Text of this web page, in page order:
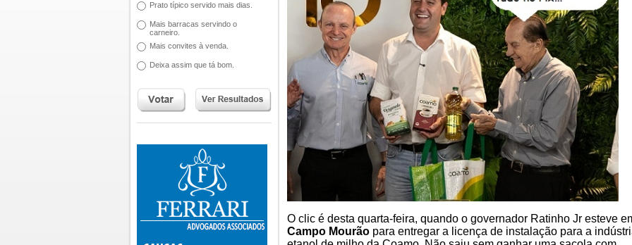
Prato típico servido mais dias.
Mais barracas servindo o
carneiro.
Mais convites à venda.
Deixa assim que tá bom.
O clic é desta quarta-feira, quando o governador Ratinho Jr esteve
Campo Mourão para entregar a licença de instalação para a